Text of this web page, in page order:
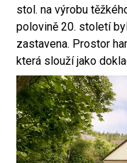
stol. na výrobu
polovině 20. století
zastavena. Prostor
která slouží jako